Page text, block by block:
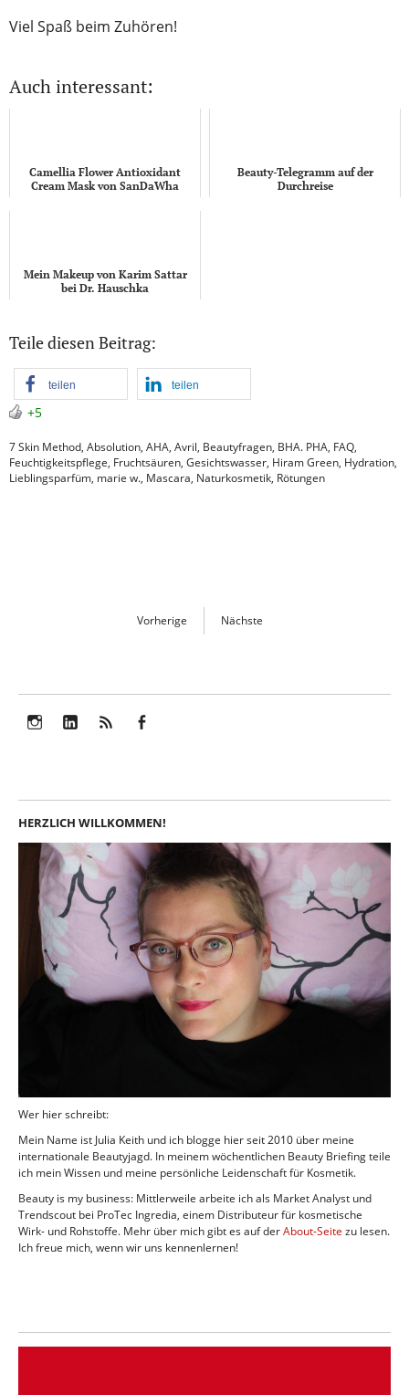
Viel Spaß beim Zuhören!
Auch interessant:
Camellia Flower Antioxidant
Cream Mask von SanDaWha
Beauty-Telegramm auf der
Durchreise
Mein Makeup von Karim Sattar
bei Dr. Hauschka
Teile diesen Beitrag:
teilen teilen
+5
7 Skin Method, Absolution, AHA, Avril, Beautyfragen, BHA. PHA, FAQ,
Feuchtigkeitspflege, Fruchtsäuren, Gesichtswasser, Hiram Green, Hydration,
Lieblingsparfüm, marie w., Mascara, Naturkosmetik, Rötungen
Vorherige Nächste
HERZLICH WILLKOMMEN!
Wer hier schreibt:
Mein Name ist Julia Keith und ich blogge hier seit 2010 über meine
internationale Beautyjagd. In meinem wöchentlichen Beauty Briefing teile
ich mein Wissen und meine persönliche Leidenschaft für Kosmetik.
Beauty is my business: Mittlerweile arbeite ich als Market Analyst und
Trendscout bei ProTec Ingredia, einem Distributeur für kosmetische
Wirk- und Rohstoffe. Mehr über mich gibt es auf derAbout-Seite zu lesen.
Ich freue mich, wenn wir uns kennenlernen!